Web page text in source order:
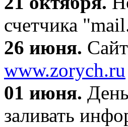
счетчика
26 июня.
www.zorych.ru
01 июня.
заливать